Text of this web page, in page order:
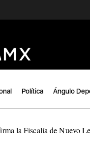
Política Ángulo
la Fiscalía de Nuevo